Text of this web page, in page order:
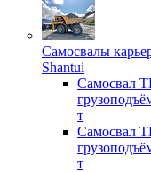
Самосвалы
Shantui
Самосвал
т
Самосвал
т